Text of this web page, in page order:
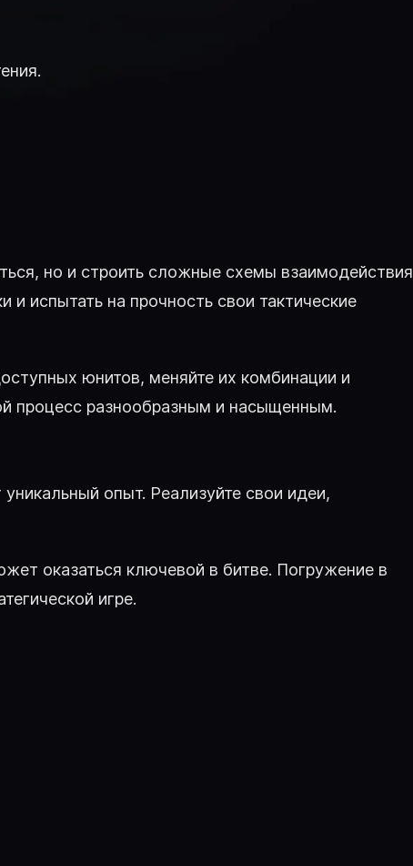
но и строить сложные схемы взаимодействия
испытать на прочность свои тактические
юнитов, меняйте их комбинации и
процесс разнообразным и насыщенным.
опыт. Реализуйте свои идеи,
оказаться ключевой в битве. Погружение в
игре.